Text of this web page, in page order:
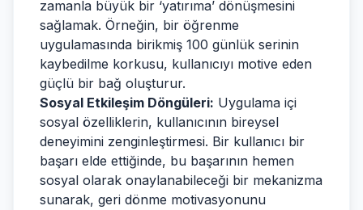
zamanla büyük bir ‘yatırıma’ dönüşmesini
sağlamak. Örneğin, bir öğrenme
uygulamasında birikmiş 100 günlük serinin
kaybedilme korkusu, kullanıcıyı motive eden
güçlü bir bağ oluşturur.
Sosyal Etkileşim Döngüleri: Uygulama içi
sosyal özelliklerin, kullanıcının bireysel
deneyimini zenginleştirmesi. Bir kullanıcı bir
başarı elde ettiğinde, bu başarının hemen
sosyal olarak onaylanabileceği bir mekanizma
sunarak, geri dönme motivasyonunu